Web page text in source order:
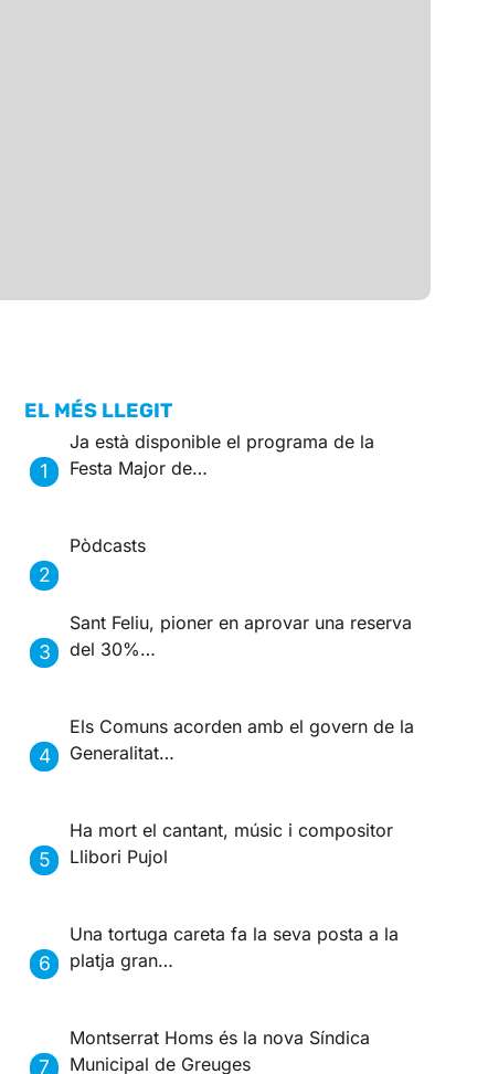
EL MÉS LLEGIT
Ja està disponible el programa de la
Festa Major de…
Pòdcasts
Sant Feliu, pioner en aprovar una reserva
del 30%…
Els Comuns acorden amb el govern de la
Generalitat…
Ha mort el cantant, músic i compositor
Llibori Pujol
Una tortuga careta fa la seva posta a la
platja gran…
Montserrat Homs és la nova Síndica
Municipal de Greuges